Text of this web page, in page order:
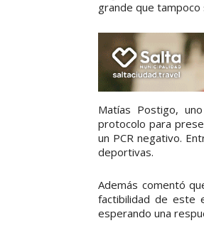
grande que
Matías Postigo,
protocolo para
un PCR negativo.
deportivas.
Además comentó
factibilidad de este
esperando una